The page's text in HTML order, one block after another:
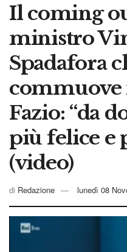
Il coming
ministro
Spadafora
commuove
Fazio: “da
più felice e
(video)
di Redazione lunedì 08